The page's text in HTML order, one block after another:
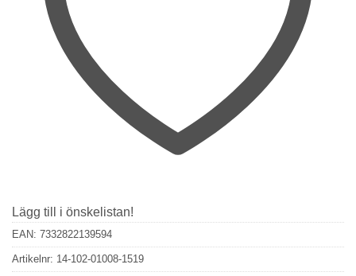
Lägg till i önskelistan!
EAN: 7332822139594
Artikelnr: 14-102-01008-1519